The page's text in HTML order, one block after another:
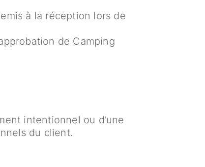
à la réception lors de
de Camping
intentionnel ou d’une
du client.